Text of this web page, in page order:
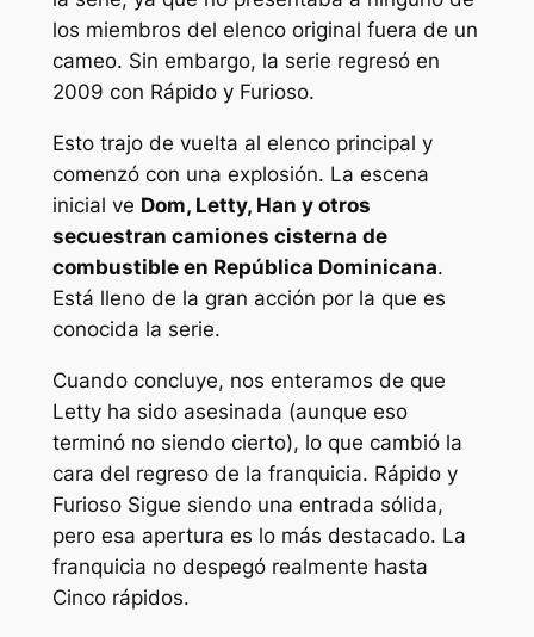
los miembros del elenco original fuera de un
cameo. Sin embargo, la serie regresó en
2009 con Rápido y Furioso.
Esto trajo de vuelta al elenco principal y
comenzó con una explosión. La escena
inicial ve Dom, Letty, Han y otros
secuestran camiones cisterna de
combustible en República Dominicana.
Está lleno de la gran acción por la que es
conocida la serie.
Cuando concluye, nos enteramos de que
Letty ha sido asesinada (aunque eso
terminó no siendo cierto), lo que cambió la
cara del regreso de la franquicia. Rápido y
FuriosoSigue siendo una entrada sólida,
pero esa apertura es lo más destacado. La
franquicia no despegó realmente hasta
Cinco rápidos.